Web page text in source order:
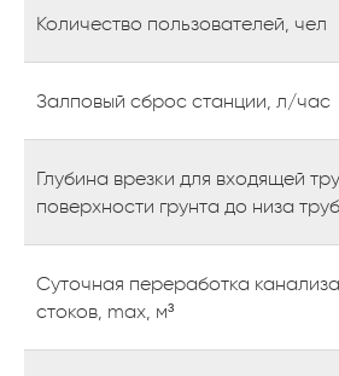
Количество пользователей, чел
Залповый сброс станции, л/час
Глубина врезки для входящей
поверхности грунта до низа
Суточная переработка
стоков, max, м³